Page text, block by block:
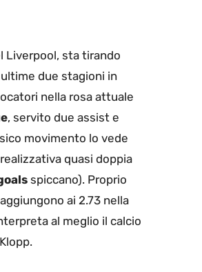
Liverpool, sta tirando
due stagioni in
nella rosa attuale
, servito due assist e
movimento lo vede
quasi doppia
spiccano). Proprio
ai 2.73 nella
al meglio il calcio